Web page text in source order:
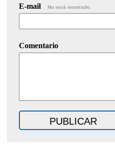
E-mail No será mostrado.
Comentario